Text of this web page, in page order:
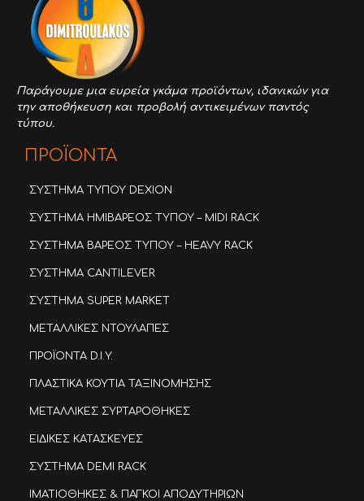
Παράγουμε μια ευρεία γκάμα προϊόντων, ιδανικών για
την αποθήκευση και προβολή αντικειμένων παντός
τύπου.
ΠΡΟΪΟΝΤΑ
ΣΥΣΤΗΜΑ ΤΥΠΟΥ DEXION
ΣΥΣΤΗΜΑ ΗΜΙΒΑΡΕΟΣ ΤΥΠΟΥ – MIDI RACK
ΣΥΣΤΗΜΑ ΒΑΡΕΟΣ ΤΥΠΟΥ – HEAVY RACK
ΣΥΣΤΗΜΑ CANTILEVER
ΣΥΣΤΗΜΑ SUPER MARKET
ΜΕΤΑΛΛΙΚΕΣ ΝΤΟΥΛΑΠΕΣ
ΠΡΟΪΟΝΤΑ D.I.Y.
ΠΛΑΣΤΙΚΑ ΚΟΥΤΙΑ ΤΑΞΙΝΟΜΗΣΗΣ
ΜΕΤΑΛΛΙΚΕΣ ΣΥΡΤΑΡΟΘΗΚΕΣ
ΕΙΔΙΚΕΣ ΚΑΤΑΣΚΕΥΕΣ
ΣΥΣΤΗΜΑ DEMI RACK
ΙΜΑΤΙΟΘΗΚΕΣ & ΠΑΓΚΟΙ ΑΠΟΔΥΤΗΡΙΩΝ